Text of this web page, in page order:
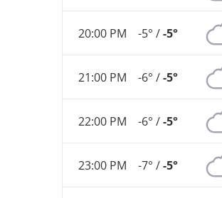
20:00 PM -5° /-5°
21:00 PM -6° /-5°
22:00 PM -6° /-5°
23:00 PM -7° /-5°